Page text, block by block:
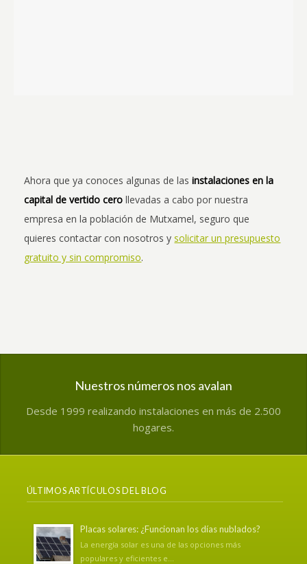
Ahora que ya conoces algunas de lasinstalaciones en la
capital de vertido cero llevadas a cabo por nuestra
empresa en la población de Mutxamel, seguro que
quieres contactar con nosotros ysolicitar un presupuesto
gratuito y sin compromiso.
Nuestros números nos avalan
Desde 1999 realizando instalaciones en más de 2.500
hogares.
ÚLTIMOS ARTÍCULOS DEL BLOG
Placas solares: ¿Funcionan los días nublados?
La energía solar es una de las opciones más
populares y eficientes e...